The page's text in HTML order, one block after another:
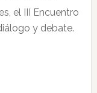
el III Encuentro
y debate.